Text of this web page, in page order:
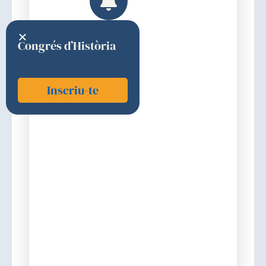
Congrés d’Història
Inscriu-te